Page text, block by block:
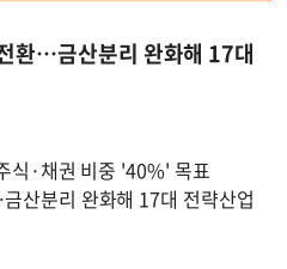
환…금산분리 완화해 17대
식·채권 비중 '40%' 목표
산분리 완화해 17대 전략산업